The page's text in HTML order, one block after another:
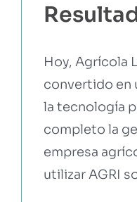
Hoy, Agrícola
convertido en
la tecnología
completo la
empresa
utilizar AGRI